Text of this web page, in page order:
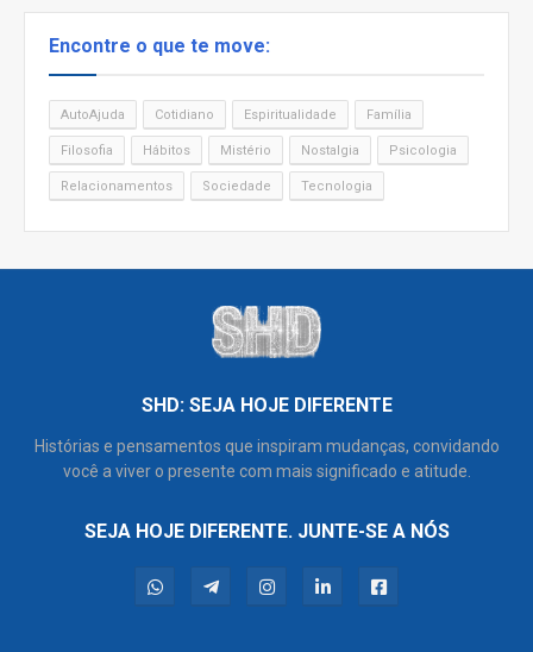
Encontre o que te move:
AutoAjuda Cotidiano Espiritualidade Família
Filosofia Hábitos Mistério Nostalgia Psicologia
Relacionamentos Sociedade Tecnologia
SHD: SEJA HOJE DIFERENTE
Histórias e pensamentos que inspiram mudanças, convidando
você a viver o presente com mais significado e atitude.
SEJA HOJE DIFERENTE. JUNTE-SE A NÓS